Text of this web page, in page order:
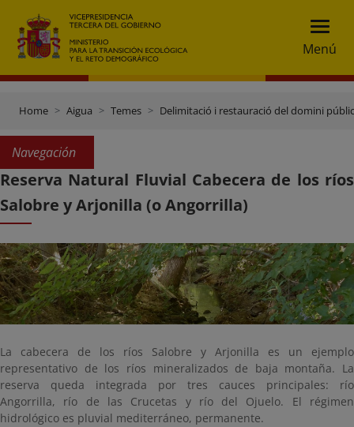
Menú
Home Aigua Temes Delimitació i restauració del domini
Navegación
Reserva Natural Fluvial Cabecera de los ríos
Salobre y Arjonilla (o Angorrilla)
La cabecera de los ríos Salobre y Arjonilla es un ejemplo
representativo de los ríos mineralizados de baja montaña. La
reserva queda integrada por tres cauces principales: río
Angorrilla, río de las Crucetas y río del Ojuelo. El régimen
hidrológico es pluvial mediterráneo, permanente.